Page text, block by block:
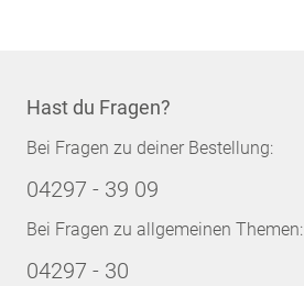
Hast du Fragen?
Bei Fragen zu deiner Bestellung:
04297 - 39 09
Bei Fragen zu allgemeinen Themen:
04297 - 30